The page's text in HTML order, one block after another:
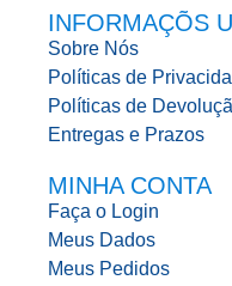
INFORMAÇÕS
Sobre Nós
Políticas de
Políticas de
Entregas e Prazos
MINHA CONTA
Faça o Login
Meus Dados
Meus Pedidos